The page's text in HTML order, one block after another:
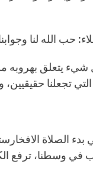
يتعلق بهروبه
الصلاة